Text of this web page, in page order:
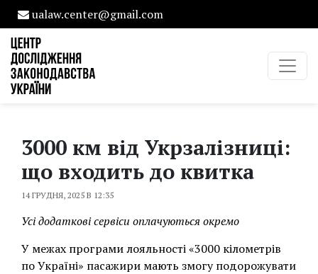
ualaw.center@gmail.com
3000 км від Укрзалізниці:
що входить до квитка
14 ГРУДНЯ, 2025 В 12:35
Усі додаткові сервіси оплачуються окремо
У межах програми лояльності «3000 кілометрів
по Україні» пасажири мають змогу подорожувати